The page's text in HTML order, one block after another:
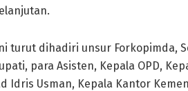
turut dihadiri unsur Forkopimda,
para Asisten, Kepala OPD,
Idris Usman, Kepala Kantor